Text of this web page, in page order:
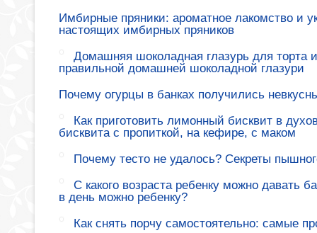
Имбирные пряники: ароматное лакомство и
настоящих имбирных пряников
Домашняя шоколадная глазурь для торта
правильной домашней шоколадной глазури
Почему огурцы в банках получились
Как приготовить лимонный бисквит в
бисквита с пропиткой, на кефире, с маком
Почему тесто не удалось? Секреты
С какого возраста ребенку можно давать
в день можно ребенку?
Как снять порчу самостоятельно: самые